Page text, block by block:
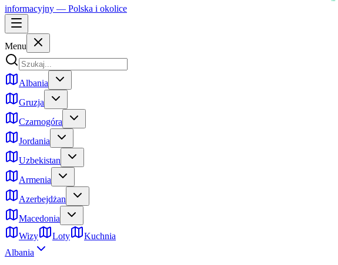
informacyjny — Polska i okolice
Menu
Albania
Gruzja
Czarnogóra
Jordania
Uzbekistan
Armenia
Azerbejdżan
Macedonia
Wizy
Loty
Kuchnia
Albania